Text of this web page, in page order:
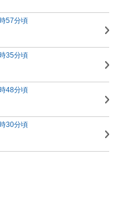
57分頃
35分頃
48分頃
30分頃